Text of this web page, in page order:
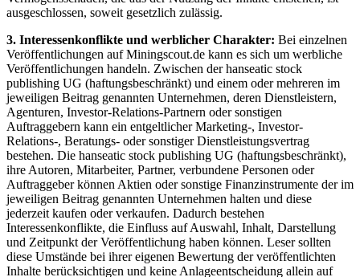
ausgeschlossen, soweit gesetzlich zulässig.
3. Interessenkonflikte und werblicher Charakter: Bei einzelnen
Veröffentlichungen auf Miningscout.de kann es sich um werbliche
Veröffentlichungen handeln. Zwischen der hanseatic stock
publishing UG (haftungsbeschränkt) und einem oder mehreren im
jeweiligen Beitrag genannten Unternehmen, deren Dienstleistern,
Agenturen, Investor-Relations-Partnern oder sonstigen
Auftraggebern kann ein entgeltlicher Marketing-, Investor-
Relations-, Beratungs- oder sonstiger Dienstleistungsvertrag
bestehen. Die hanseatic stock publishing UG (haftungsbeschränkt),
ihre Autoren, Mitarbeiter, Partner, verbundene Personen oder
Auftraggeber können Aktien oder sonstige Finanzinstrumente der im
jeweiligen Beitrag genannten Unternehmen halten und diese
jederzeit kaufen oder verkaufen. Dadurch bestehen
Interessenkonflikte, die Einfluss auf Auswahl, Inhalt, Darstellung
und Zeitpunkt der Veröffentlichung haben können. Leser sollten
diese Umstände bei ihrer eigenen Bewertung der veröffentlichten
Inhalte berücksichtigen und keine Anlageentscheidung allein auf